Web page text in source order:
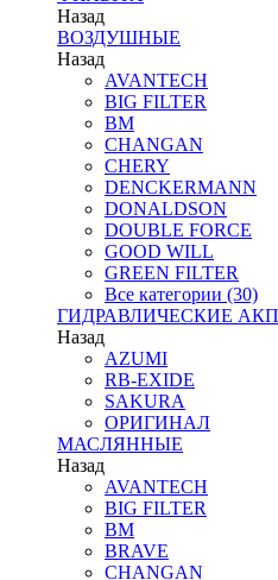
Назад
ВОЗДУШНЫЕ
Назад
AVANTECH
BIG FILTER
BM
CHANGAN
CHERY
DENCKERMANN
DONALDSON
DOUBLE FORCE
GOOD WILL
GREEN FILTER
Все категории (30)
ГИДРАВЛИЧЕСКИЕ
Назад
AZUMI
RB-EXIDE
SAKURA
ОРИГИНАЛ
МАСЛЯННЫЕ
Назад
AVANTECH
BIG FILTER
BM
BRAVE
CHANGAN